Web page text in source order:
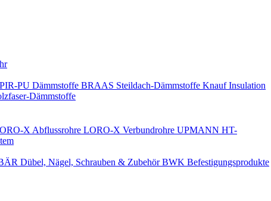
PU Dämmstoffe BRAAS Steildach-Dämmstoffe Knauf Insulation
Dämmstoffe
X Abflussrohre LORO-X Verbundrohre UPMANN HT-
Dübel, Nägel, Schrauben & ZubehörBWK Befestigungsprodukte